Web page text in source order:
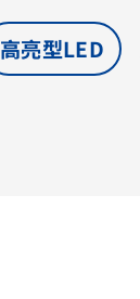
高亮型LED